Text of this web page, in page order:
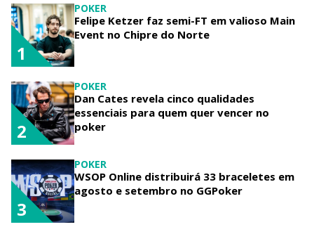
POKER
Felipe Ketzer faz semi-FT em valioso Main
Event no Chipre do Norte
1
POKER
Dan Cates revela cinco qualidades
essenciais para quem quer vencer no
poker
2
POKER
WSOP Online distribuirá 33 braceletes em
agosto e setembro no GGPoker
3